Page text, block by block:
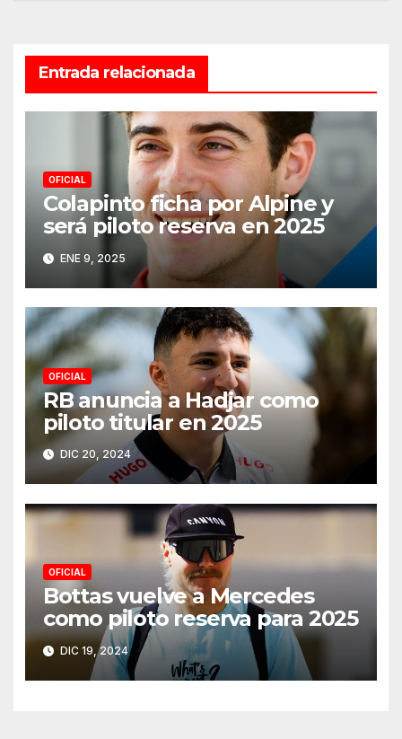
Entrada relacionada
OFICIAL
Colapinto ficha por Alpine y
será piloto reserva en 2025
ENE 9, 2025
OFICIAL
RB anuncia a Hadjar como
piloto titular en 2025
DIC 20, 2024
OFICIAL
Bottas vuelve a Mercedes
como piloto reserva para 2025
DIC 19, 2024